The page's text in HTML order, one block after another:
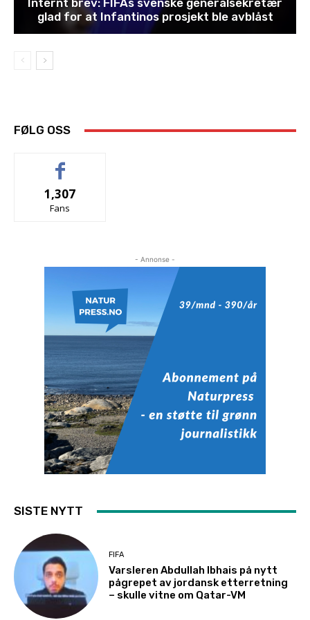
Internt brev: FIFAs svenske generalsekretær
glad for at Infantinos prosjekt ble avblåst
FØLG OSS
1,307
Fans
- Annonse -
SISTE NYTT
FIFA
Varsleren Abdullah Ibhais på nytt
pågrepet av jordansk etterretning
– skulle vitne om Qatar-VM